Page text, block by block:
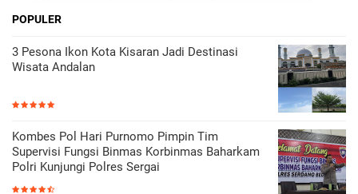
POPULER
3 Pesona Ikon Kota Kisaran Jadi Destinasi
Wisata Andalan
Kombes Pol Hari Purnomo Pimpin Tim
Supervisi Fungsi Binmas Korbinmas Baharkam
Polri Kunjungi Polres Sergai